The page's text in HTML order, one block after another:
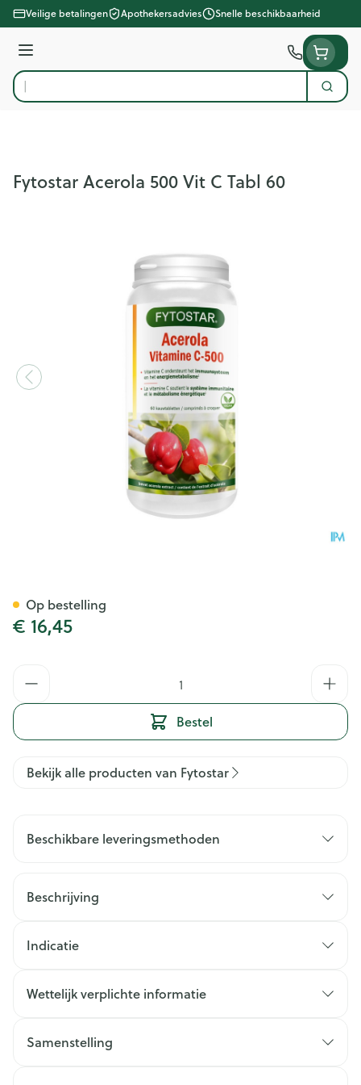
Ga naar de inhoud
Veilige betalingen Apothekersadvies Snelle beschikbaarheid
Menu
Product, merk, categorie...
Zoek
Fytostar Acerola 500 Vit C Tabl 60
€ 16,45
Bestel
Op bestelling
Bekijk alle producten van Fytostar
Beschikbare leveringsmethoden
Beschrijving
Indicatie
Wettelijk verplichte informatie
Samenstelling